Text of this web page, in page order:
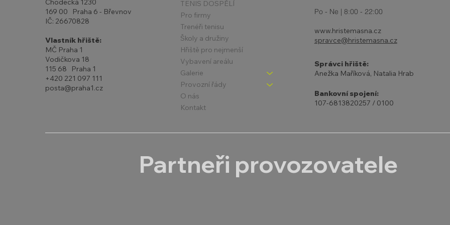
Chodecká 1230
169 00 Praha 6 - Břevnov
IČ: 26670828
Vlastník hřiště:
MČ Praha 1
Vodičkova 18
115 68 Praha 1
+420 221 097 111
posta@praha1.cz
TENIS DOSPĚLÍ
Pro firmy
Trenéři tenisu
Školy a družiny
Hřiště pro nejmenší
Vybavení areálu
Galerie
Provozní řády
O nás
Kontakt
Po - Ne | 8:00 - 22:00
www.hristemasna.cz
spravce@hristemasna.cz
Správci hřiště:
Anežka Maříková, Natalia Hrab
Bankovní spojení:
107-6813820257 / 0100
Partneři provozovatele